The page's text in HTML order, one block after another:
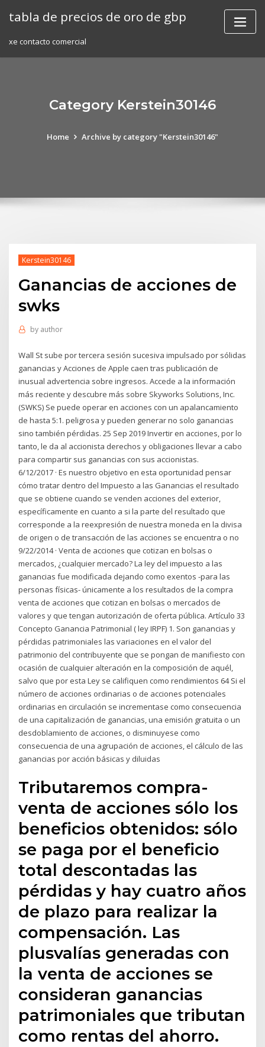
tabla de precios de oro de gbp
xe contacto comercial
Category Kerstein30146
Home Archive by category "Kerstein30146"
Kerstein30146
Ganancias de acciones de
swks
by author
Wall St sube por tercera sesión sucesiva impulsado por sólidas
ganancias y Acciones de Apple caen tras publicación de
inusual advertencia sobre ingresos. Accede a la información
más reciente y descubre más sobre Skyworks Solutions, Inc.
(SWKS) Se puede operar en acciones con un apalancamiento
de hasta 5:1. peligrosa y pueden generar no solo ganancias
sino también pérdidas. 25 Sep 2019 Invertir en acciones, por lo
tanto, le da al accionista derechos y obligaciones llevar a cabo
para compartir sus ganancias con sus accionistas.
6/12/2017 · Es nuestro objetivo en esta oportunidad pensar
cómo tratar dentro del Impuesto a las Ganancias el resultado
que se obtiene cuando se venden acciones del exterior,
específicamente en cuanto a si la parte del resultado que
corresponde a la reexpresión de nuestra moneda en la divisa
de origen o de transacción de las acciones se encuentra o no
9/22/2014 · Venta de acciones que cotizan en bolsas o
mercados, ¿cualquier mercado? La ley del impuesto a las
ganancias fue modificada dejando como exentos -para las
personas físicas- únicamente a los resultados de la compra
venta de acciones que cotizan en bolsas o mercados de
valores y que tengan autorización de oferta pública. Artículo 33
Concepto Ganancia Patrimonial ( ley IRPF) 1. Son ganancias y
pérdidas patrimoniales las variaciones en el valor del
patrimonio del contribuyente que se pongan de manifiesto con
ocasión de cualquier alteración en la composición de aquél,
salvo que por esta Ley se califiquen como rendimientos 64 Si el
número de acciones ordinarias o de acciones potenciales
ordinarias en circulación se incrementase como consecuencia
de una capitalización de ganancias, una emisión gratuita o un
desdoblamiento de acciones, o disminuyese como
consecuencia de una agrupación de acciones, el cálculo de las
ganancias por acción básicas y diluidas
Tributaremos compra-
venta de acciones sólo los
beneficios obtenidos: sólo
se paga por el beneficio
total descontadas las
pérdidas y hay cuatro años
de plazo para realizar la
compensación. Las
plusvalías generadas con
la venta de acciones se
consideran ganancias
patrimoniales que tributan
como rentas del ahorro.